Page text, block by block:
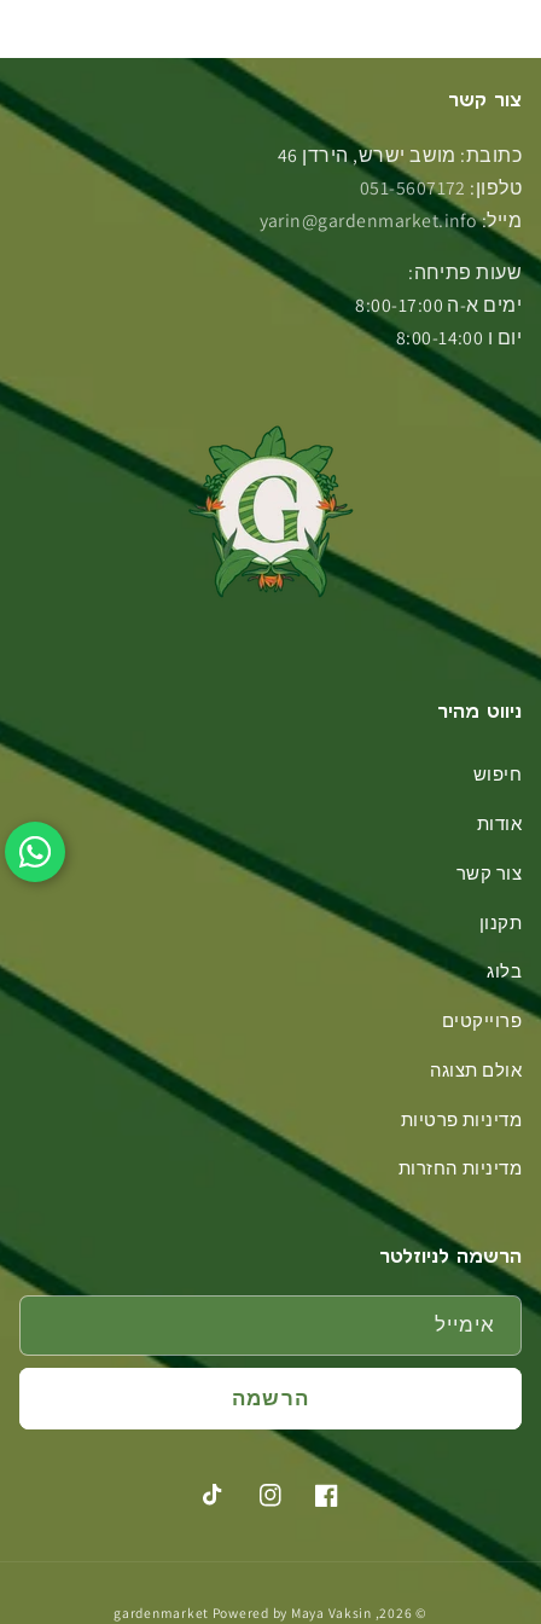
את הפריטים שיכניסו אור וטבע לעיצוב הפנים שלכם.
צור קשר
כתובת: מושב ישרש, הירדן 46
טלפון: 051-5607172
מייל:yarin@gardenmarket.info
שעות פתיחה:
ימים א-ה 8:00-17:00
יום ו 8:00-14:00
ניווט מהיר
חיפוש
אודות
צור קשר
תקנון
בלוג
פרוייקטים
אולם תצוגה
מדיניות פרטיות
מדיניות החזרות
הרשמה לניוזלטר
אימייל
הרשמה
פייסבוקאינסטגרםטיקטוק
© 2026,
gardenmarket Powered by Maya Vaksin